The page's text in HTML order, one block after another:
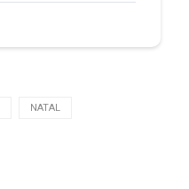
NATAL